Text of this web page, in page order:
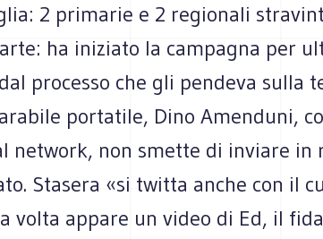
2 primarie e 2 regionali
ha iniziato la campagna per
processo che gli pendeva sulla
portatile, Dino Amenduni,
network, non smette di inviare in
Stasera «si twitta anche con il
volta appare un video di Ed, il